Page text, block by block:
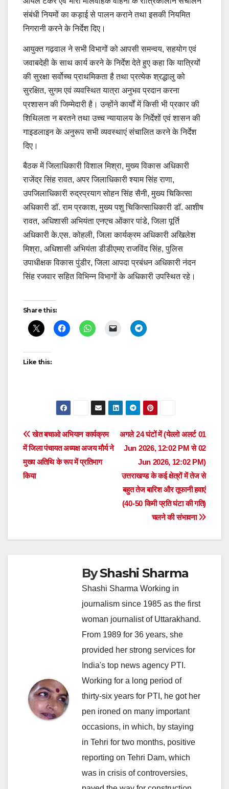
संबंधी नियमों का कड़ाई से पालन कराने तथा इसकी नियमित
निगरानी करने के निर्देश दिए।
आयुक्त गढ़वाल ने सभी विभागों को आपसी समन्वय, सहयोग एवं
जवाबदेही के साथ कार्य करने के निर्देश देते हुए कहा कि यात्रियों
की सुरक्षा सर्वोच्च प्राथमिकता है तथा प्रत्येक श्रद्धालु को
सुरक्षित, सुगम एवं व्यवस्थित यात्रा अनुभव प्रदान करना
प्रशासन की जिम्मेदारी है। उन्होंने कार्यों में किसी भी प्रकार की
शिथिलता न बरतने तथा उच्च न्यायालय के निर्देशों एवं शासन की
गाइडलाइन के अनुरूप सभी व्यवस्थाएं संचालित करने के निर्देश
दिए।
बैठक में जिलाधिकारी विशाल मिश्रा, मुख्य विकास अधिकारी
राजेंद्र सिंह रावत, अपर जिलाधिकारी श्याम सिंह राणा,
उपजिलाधिकारी रुद्रप्रयाग सोहन सिंह सैनी, मुख्य चिकित्सा
अधिकारी डॉ. राम प्रकाश, मुख्य पशु चिकित्साधिकारी डॉ. आशीष
रावत, अधिशासी अभियंता एनएच ओंकार पांडे, जिला पूर्ति
अधिकारी के.एस. कोहली, जिला कार्यक्रम अधिकारी अखिलेश
मिश्रा, अधिशासी अभियंता डीडीएमए राजविंद सिंह, पुलिस
उपाधीक्षक विकास पुंडीर, जिला आपदा प्रबंधन अधिकारी नंदन
सिंह रजवार सहित विभिन्न विभागों के अधिकारी उपस्थित रहे।
Post
navigation
Share this:
Like this:
Post
navigation
अगले 24 घंटों में (येल्लो अलर्ट 01
Jun 2026, 12:02 PM से 02
Jun 2026, 12:02 PM)
उत्तराखण्ड के कई क्षेत्रों में तेज से
बहुत तेज बारिश और तूफानी हवाएं
(40-50 किमी प्रति घंटा की गति)
चलने की संभावना
खेत बचाओ अभियान कार्यक्रम
में जिला पंचायत अध्यक्ष अजय मौर्य ने
मुख्य अतिथि के रूप में प्रतिभाग
किया
ByShashi Sharma
Shashi Sharma Working in
journalism since 1985 as the first
woman journalist of Uttarakhand.
From 1989 for 36 years, she
provided her strong services for
India's top news agency PTI.
Working for a long period of
thirty-six years for PTI, he got her
pen ironed on many important
occasions, in which, by staying
in Tehri for two months, positive
reporting on Tehri Dam, which
was in crisis of controversies,